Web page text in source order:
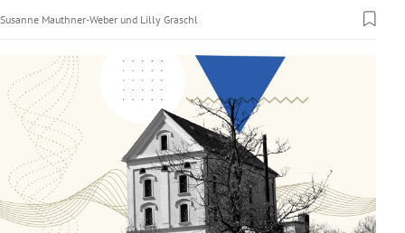
Susanne Mauthner-Weber und Lilly Graschl